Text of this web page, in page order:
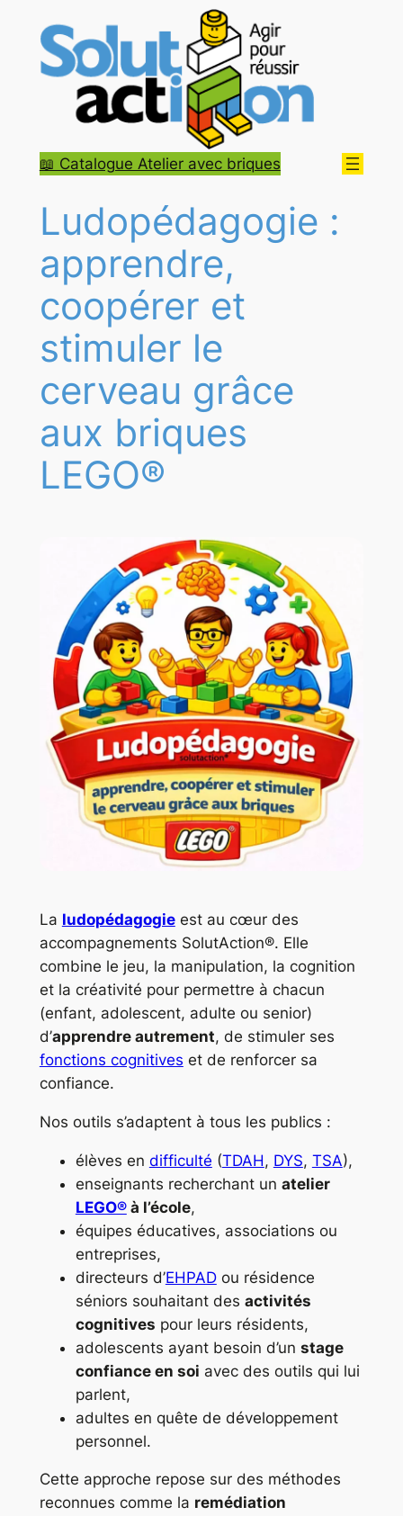
contenu
📖 Catalogue Atelier avec briques
Ludopédagogie :
apprendre,
coopérer et
stimuler le
cerveau grâce
aux briques
LEGO®
La ludopédagogieest au cœur des
accompagnements SolutAction®. Elle
combine le jeu, la manipulation, la cognition
et la créativité pour permettre à chacun
(enfant, adolescent, adulte ou senior)
d’apprendre autrement, de stimuler ses
fonctions cognitives et de renforcer sa
confiance.
Nos outils s’adaptent à tous les publics :
élèves en difficulté (TDAH, DYS, TSA),
enseignants recherchant un atelier
LEGO®à l’école,
équipes éducatives, associations ou
entreprises,
directeurs d’EHPADou résidence
séniors souhaitant des activités
cognitives pour leurs résidents,
adolescents ayant besoin d’un stage
confiance en soi avec des outils qui lui
parlent,
adultes en quête de développement
personnel.
Cette approche repose sur des méthodes
reconnues comme la remédiation